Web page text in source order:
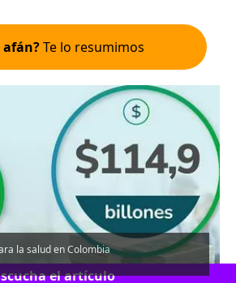
afán?Te lo resumimos
la salud en Colombia
el artículo